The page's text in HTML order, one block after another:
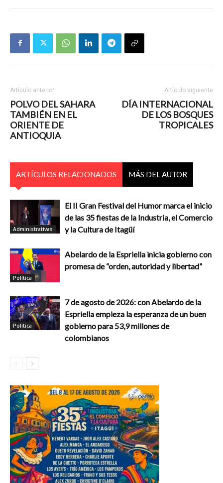
Artículo anterior
POLVO DEL SAHARA
TAMBIÉN EN EL
ORIENTE DE
ANTIOQUIA
Artículo siguiente
DÍA INTERNACIONAL
DE LOS BOSQUES
TROPICALES
ARTÍCULOS RELACIONADOS MÁS DEL AUTOR
Administrativas
El II Gran Festival del Humor marca el inicio
de las 35 fiestas de la Industria, el Comercio
y la Cultura de Itagüí
Política
Abelardo de la Espriella inicia gobierno con
promesa de “orden, autoridad y libertad”
Política
7 de agosto de 2026: con Abelardo de la
Espriella empieza la esperanza de un buen
gobierno para 53,9 millones de
colombianos